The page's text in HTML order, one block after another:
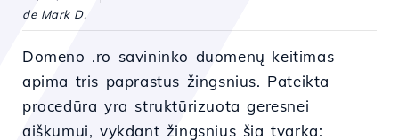
de Mark D.
Domeno .ro savininko duomenų keitimas
apima tris paprastus žingsnius. Pateikta
procedūra yra struktūrizuota geresnei
aiškumui, vykdant žingsnius šia tvarka: